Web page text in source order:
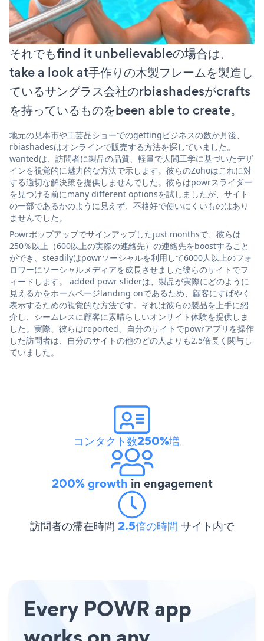
それでもfind it unbelievableの場合は、
take a look at手作りの木製フレームを製造し
ているサングラス会社のrbiashadesがcrafts
を持っているものをbeen able to create。
地元の見本市や工芸品ショーでのgettingビジネスの数か月後、
rbiashadesはオンラインで販売する方法を探していました。
wantedは、訪問者に製品の品質、軽量で人間工学に基づいたデザ
インを視覚的に魅力的な方法で示します。彼らのZohoはこれに対
する適切な解決策を提供しませんでした。彼らはpowrスライダー
を見つける前にmany different optionsを試しましたが、サイト
の一部であるかのように見えず、不格好で使いにくいものはあり
ませんでした。
Powrポップアップでサインアップしたjust monthsで、彼らは
250％以上（600以上の実際の連絡先）の連絡先をboostすること
ができ、steadilyはpowrソーシャルを利用して6000人以上のフォ
ロワーにソーシャルメディアを成長させました彼らのサイトでフ
ィードします。 added powr sliderは、製品が実際にどのように
見えるかをホームページlanding onであるため、顧客にすばやく
表示するための視覚的な方法です。それは彼らの製品を上手に紹
介し、シームレスに顧客に素晴らしいオンサイト体験を提供しま
した。実際、彼らはreported、自分のサイトでpowrアプリを操作
した訪問者は、自分のサイトの他のどの人よりも2.5倍長く関与し
ていました。
コンタクト数250%増。
200% growth in engagement
訪問者の滞在時間 2.5倍の時間 サイト内で
Every POWR app